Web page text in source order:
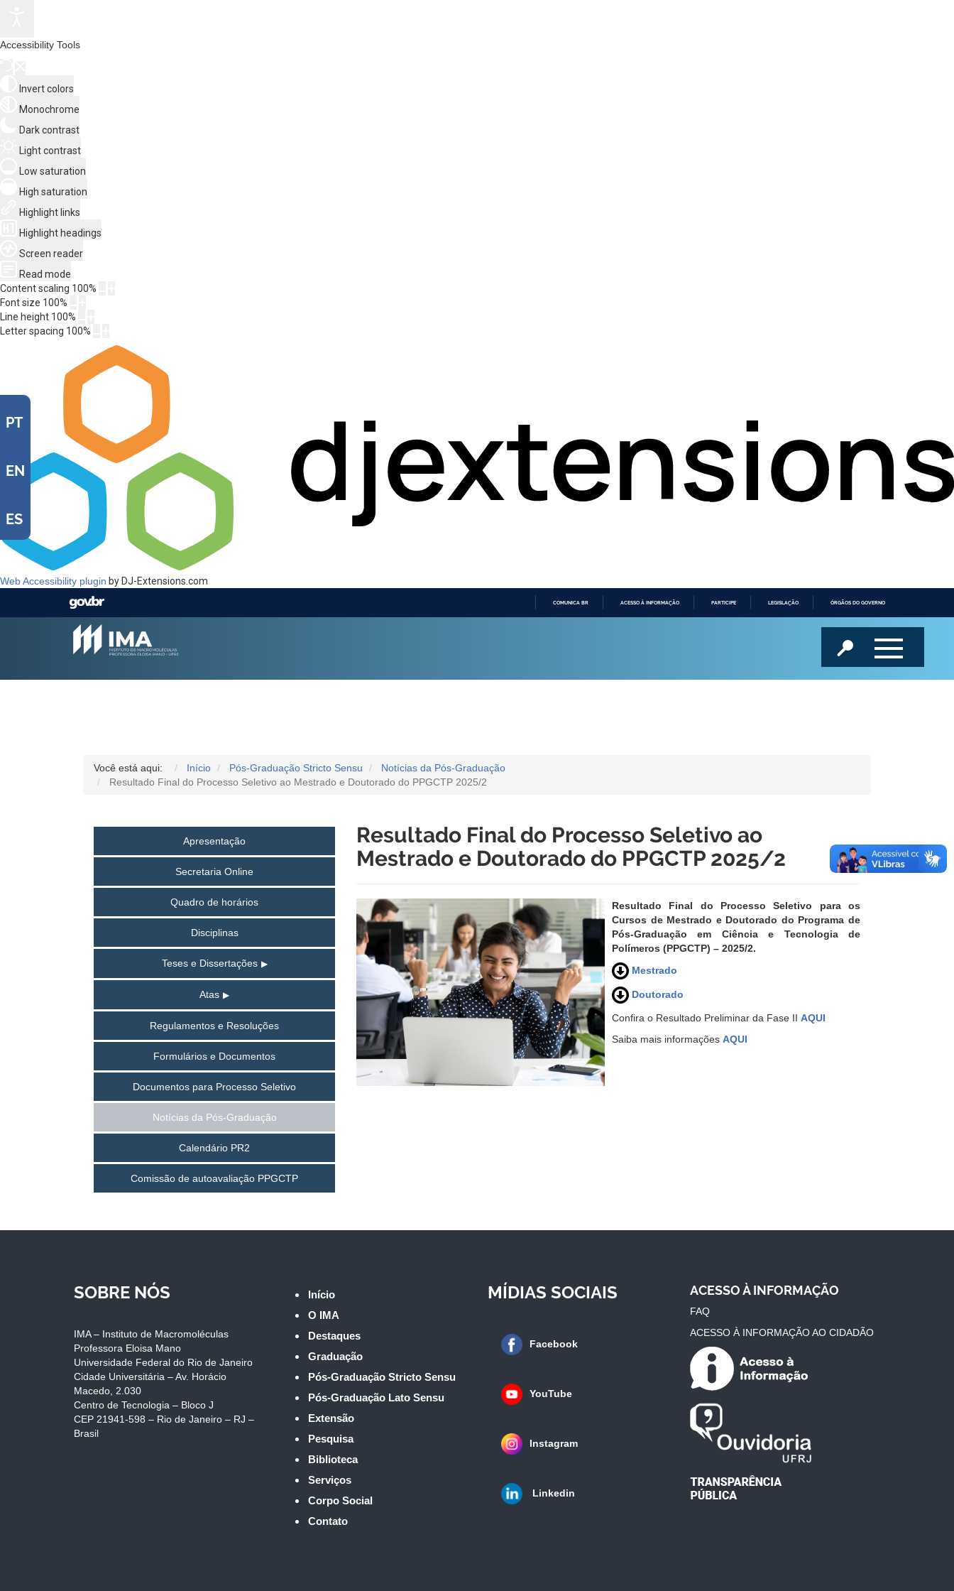
Accessibility Tools
Invert colors
Monochrome
Dark contrast
Light contrast
Low saturation
High saturation
Highlight links
Highlight headings
Screen reader
Read mode
Content scaling 100%
Font size 100%
Line height 100%
Letter spacing 100%
Web Accessibility plugin by DJ-Extensions.com
COMUNICA BR ACESSO À INFORMAÇÃO PARTICIPE LEGISLAÇÃO ÓRGÃOS DO GOVERNO
PT
EN
ES
Você está aqui: Início Pós-Graduação Stricto Sensu
Notícias da Pós-Graduação
Resultado Final do Processo Seletivo ao Mestrado e Doutorado do PPGCTP 2025/2
Apresentação
Secretaria Online
Quadro de horários
Disciplinas
Teses e Dissertações
Atas
Regulamentos e Resoluções
Formulários e Documentos
Documentos para Processo Seletivo
Notícias da Pós-Graduação
Calendário PR2
Comissão de autoavaliação PPGCTP
Resultado Final do Processo Seletivo ao
Mestrado e Doutorado do PPGCTP 2025/2
Resultado Final do Processo Seletivo para os
Cursos de Mestrado e Doutorado do Programa de
Pós-Graduação em Ciência e Tecnologia de
Polímeros (PPGCTP) – 2025/2.
Mestrado
Doutorado
Confira o Resultado Preliminar da Fase II AQUI
Saiba mais informações AQUI
SOBRE NÓS
IMA – Instituto de Macromoléculas
Professora Eloisa Mano
Universidade Federal do Rio de Janeiro
Cidade Universitária – Av. Horácio
Macedo, 2.030
Centro de Tecnologia – Bloco J
CEP 21941-598 – Rio de Janeiro – RJ –
Brasil
Início
O IMA
Destaques
Graduação
Pós-Graduação Stricto Sensu
Pós-Graduação Lato Sensu
Extensão
Pesquisa
Biblioteca
Serviços
Corpo Social
Contato
MÍDIAS SOCIAIS
Facebook
YouTube
Instagram
Linkedin
ACESSO À INFORMAÇÃO
FAQ
ACESSO À INFORMAÇÃO AO CIDADÃO